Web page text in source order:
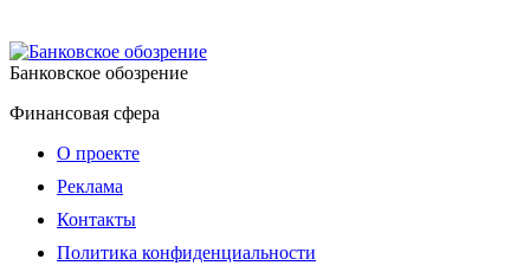
Банковское обозрение
Финансовая сфера
О проекте
Реклама
Контакты
Политика конфиденциальности